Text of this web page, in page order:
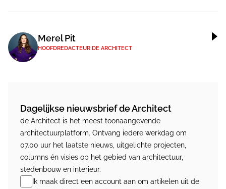
Merel Pit
HOOFDREDACTEUR DE ARCHITECT
Dagelijkse nieuwsbrief de Architect
de Architect is het meest toonaangevende
architectuurplatform. Ontvang iedere werkdag om
07.00 uur het laatste nieuws, uitgelichte projecten,
columns én visies op het gebied van architectuur,
stedenbouw en interieur.
Ik maak direct een account aan om artikelen uit de